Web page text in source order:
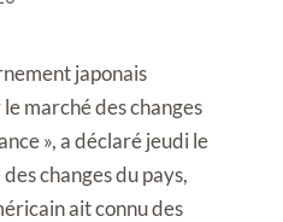
japonais
marché des changes
», a déclaré jeudi le
changes du pays,
ait connu des